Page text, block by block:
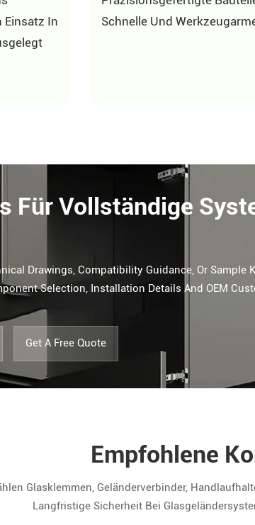
Einsatz In
Schnelle Und
Für Vollständige
Drawings, Compatibility Guidance, Or
Selection, Installation Details And OEM
Get A Free Quote
Empfohlene
Glasklemmen, Geländerverbinder,
Langfristige Sicherheit Bei